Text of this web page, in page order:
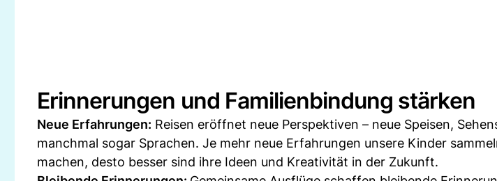
Erinnerungen und Familienbindung stärken
Neue Erfahrungen: Reisen eröffnet neue Perspektiven – neue Speisen,
manchmal sogar Sprachen. Je mehr neue Erfahrungen unsere Kinder
machen, desto besser sind ihre Ideen und Kreativität in der Zukunft.